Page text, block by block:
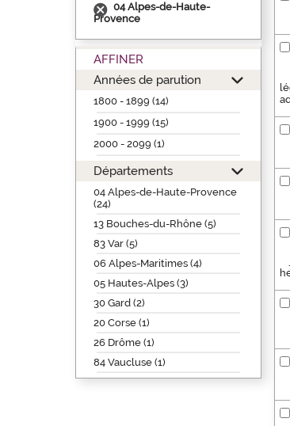
04 Alpes-de-Haute-
Provence
AFFINER
Années de parution
1800 - 1899 (14)
1900 - 1999 (15)
2000 - 2099 (1)
Départements
04 Alpes-de-Haute-Provence
(24)
13 Bouches-du-Rhône (5)
83 Var (5)
06 Alpes-Maritimes (4)
05 Hautes-Alpes (3)
30 Gard (2)
20 Corse (1)
26 Drôme (1)
84 Vaucluse (1)